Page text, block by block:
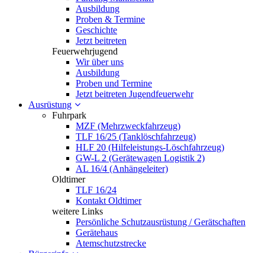
Ausbildung
Proben & Termine
Geschichte
Jetzt beitreten
Feuerwehrjugend
Wir über uns
Ausbildung
Proben und Termine
Jetzt beitreten Jugendfeuerwehr
Ausrüstung
Fuhrpark
MZF (Mehrzweckfahrzeug)
TLF 16/25 (Tanklöschfahrzeug)
HLF 20 (Hilfeleistungs-Löschfahrzeug)
GW-L 2 (Gerätewagen Logistik 2)
AL 16/4 (Anhängeleiter)
Oldtimer
TLF 16/24
Kontakt Oldtimer
weitere Links
Persönliche Schutzausrüstung / Gerätschaften
Gerätehaus
Atemschutzstrecke